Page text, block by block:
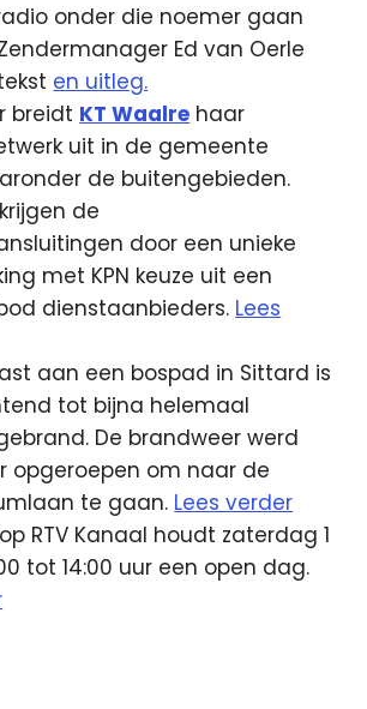
onder die noemer gaan
Ed van Oerle
en uitleg.
breidt KT Waalre haar
uit in de gemeente
de buitengebieden.
de
door een unieke
met KPN keuze uit een
dienstaanbieders. Lees
aan een bospad in Sittard is
tot bijna helemaal
De brandweer werd
opgeroepen om naar de
te gaan. Lees verder
RTV Kanaal houdt zaterdag 1
tot 14:00 uur een open dag.